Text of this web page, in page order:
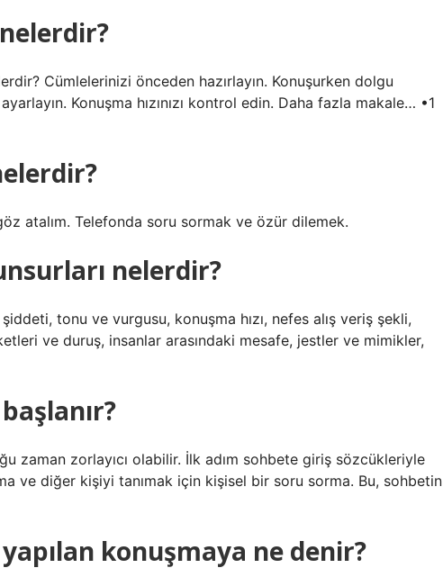
Cümlelerinizi önceden hazırlayın. Konuşurken dolgu
Konuşma hızınızı kontrol edin. Daha fazla makale… •1
atalım. Telefonda soru sormak ve özür dilemek.
nelerdir?
tonu ve vurgusu, konuşma hızı, nefes alış veriş şekli,
ve duruş, insanlar arasındaki mesafe, jestler ve mimikler,
zaman zorlayıcı olabilir. İlk adım sohbete giriş sözcükleriyle
ve diğer kişiyi tanımak için kişisel bir soru sorma. Bu, sohbetin
konuşmaya ne denir?